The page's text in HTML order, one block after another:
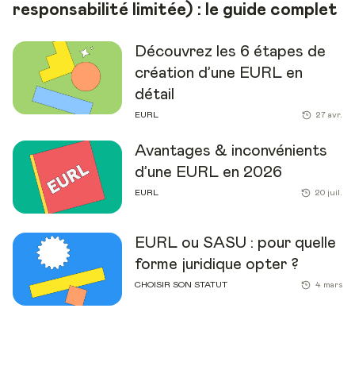
responsabilité limitée) : le guide complet
Découvrez les 6 étapes de
création d’une EURL en
détail
EURL 27 avr.
Avantages & inconvénients
d’une EURL en 2026
EURL 20 juil.
EURL ou SASU : pour quelle
forme juridique opter ?
CHOISIR SON STATUT 4 mars